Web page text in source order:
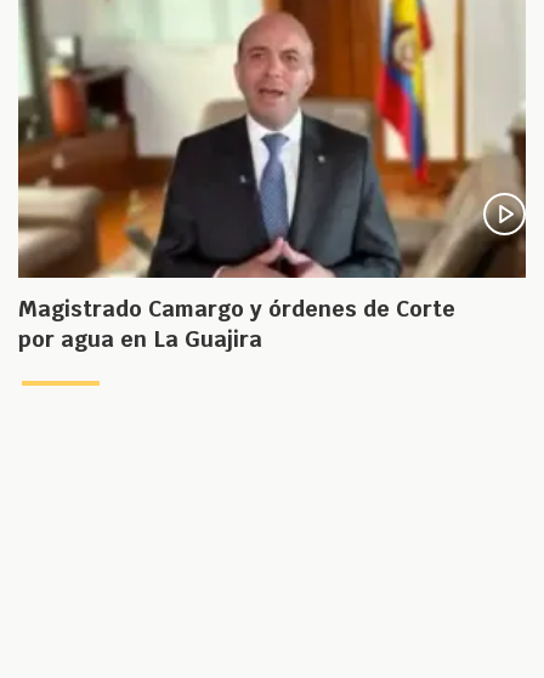
Magistrado Camargo y órdenes de Corte
por agua en La Guajira